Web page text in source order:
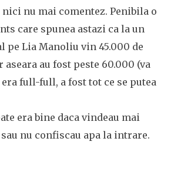
nici nu mai comentez. Penibila o
care spunea astazi ca la un
pe Lia Manoliu vin 45.000 de
au fost peste 60.000 (va
era full-full, a fost tot ce se putea
era bine daca vindeau mai
nu confiscau apa la intrare.